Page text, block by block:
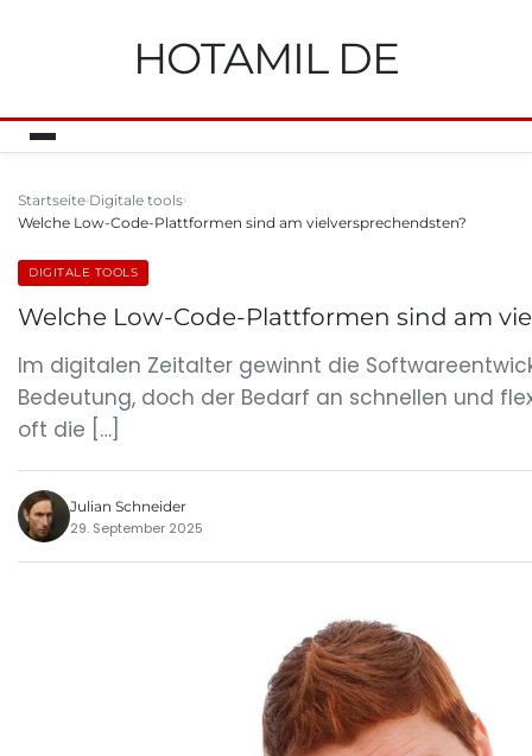
HOTAMIL DE
Startseite Digitale tools
Welche Low-Code-Plattformen sind am vielversprechendsten?
DIGITALE TOOLS
Welche Low-Code-Plattformen sind am
Im digitalen Zeitalter gewinnt die
Bedeutung, doch der Bedarf an schnellen und
oft die […]
Julian Schneider
29. September 2025